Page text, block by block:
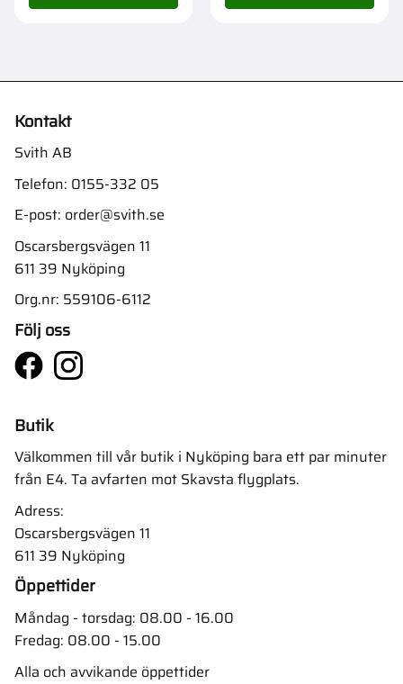
Kontakt
Svith AB
Telefon: 0155-332 05
E-post: order@svith.se
Oscarsbergsvägen 11
611 39 Nyköping
Org.nr: 559106-6112
Följ oss
Butik
Välkommen till vår butik i Nyköping bara ett par minuter
från E4. Ta avfarten mot Skavsta flygplats.
Adress:
Oscarsbergsvägen 11
611 39 Nyköping
Öppettider
Måndag - torsdag: 08.00 - 16.00
Fredag: 08.00 - 15.00
Alla och avvikande öppettider